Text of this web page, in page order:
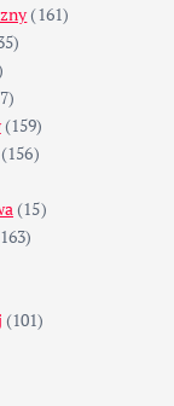
(161)
(159)
(15)
(101)